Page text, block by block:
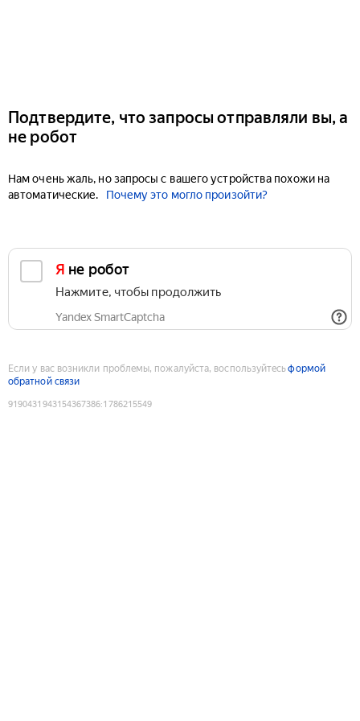
Подтвердите, что запросы отправляли вы, а
не робот
Нам очень жаль, но запросы с вашего устройства похожи на
автоматические.
Почему это могло произойти?
Я не робот
Нажмите, чтобы продолжить
Yandex SmartCaptcha
Если у вас возникли проблемы, пожалуйста, воспользуйтесьформой
обратной связи
9190431943154367386:1786215549